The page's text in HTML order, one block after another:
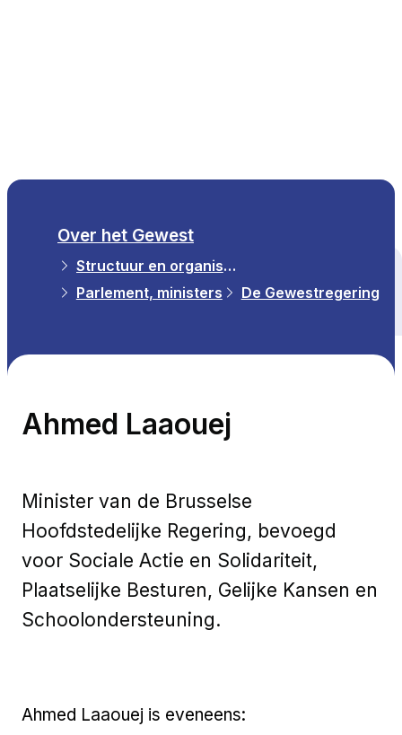
Alle thema's
Over het Gewest
Structuur en organisatie
Parlement, ministers
De Gewestregering
Ahmed Laaouej
Minister van de Brusselse
Hoofdstedelijke Regering, bevoegd
voor Sociale Actie en Solidariteit,
Plaatselijke Besturen, Gelijke Kansen en
Schoolondersteuning.
Ahmed Laaouej is eveneens: